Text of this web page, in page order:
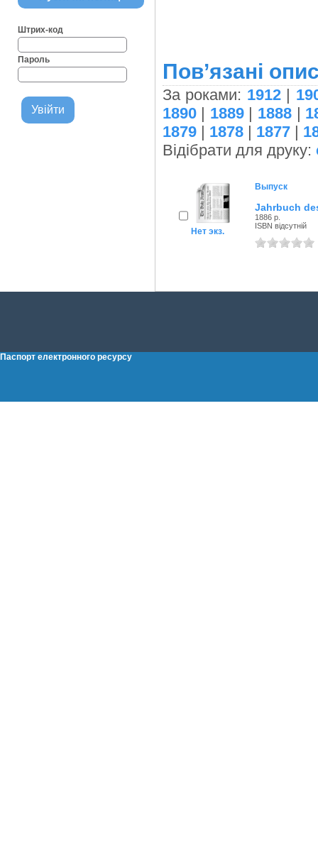
Штрих-код
Пароль Пов’язані
За роками: 1912|
1890| 1889| 1888 |
1879| 1878| 1877|
Відібрати для друку:
Нет экз.
Выпуск
Jahrbuch
1886 р.
ISBN відсутній
Паспорт електронного ресурсу